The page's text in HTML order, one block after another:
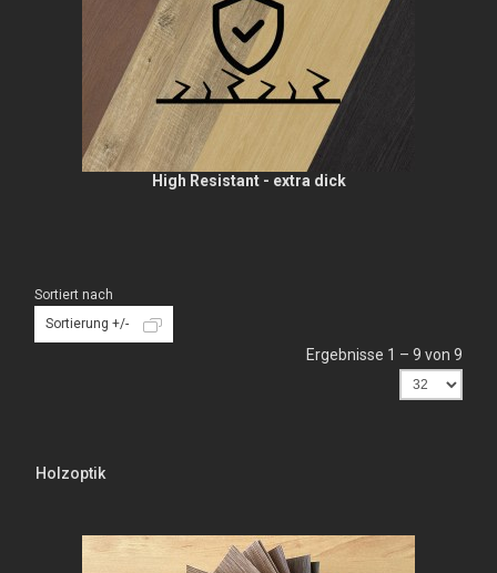
High Resistant - extra dick
Sortiert nach
Sortierung +/-
Ergebnisse 1 – 9 von 9
Holzoptik